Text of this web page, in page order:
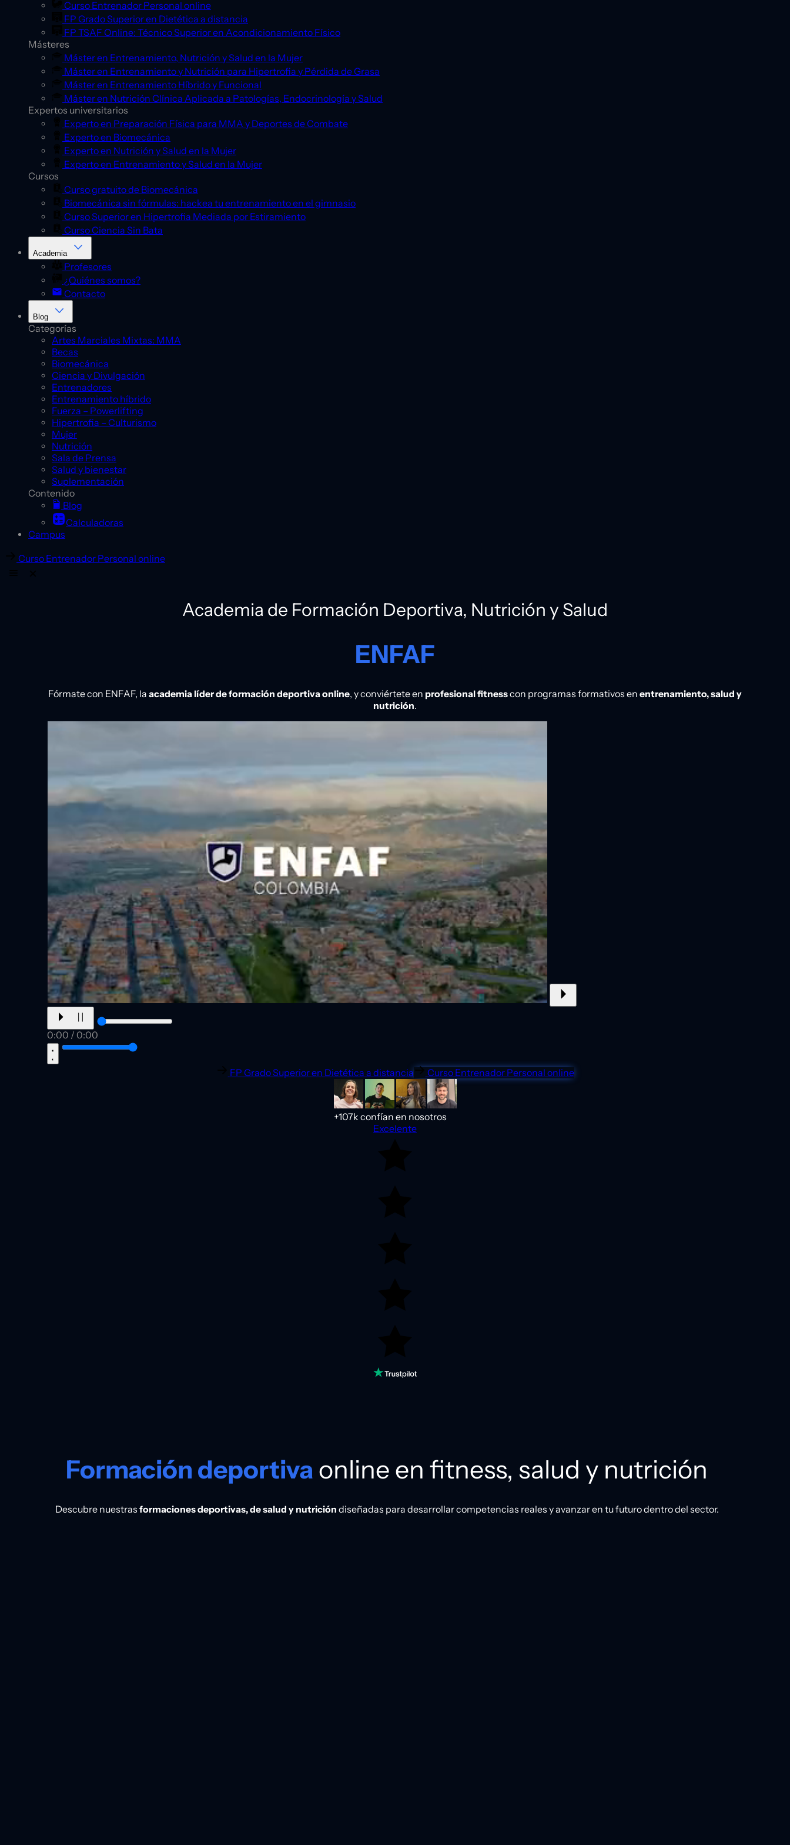
Curso Entrenador Personal online
FP Grado Superior en Dietética a distancia
FP TSAF Online: Técnico Superior en Acondicionamiento Físico
Másteres
Máster en Entrenamiento, Nutrición y Salud en la Mujer
Máster en Entrenamiento y Nutrición para Hipertrofia y Pérdida de Grasa
Máster en Entrenamiento Híbrido y Funcional
Máster en Nutrición Clínica Aplicada a Patologías, Endocrinología y Salud
Expertos universitarios
Experto en Preparación Física para MMA y Deportes de Combate
Experto en Biomecánica
Experto en Nutrición y Salud en la Mujer
Experto en Entrenamiento y Salud en la Mujer
Cursos
Curso gratuito de Biomecánica
Biomecánica sin fórmulas: hackea tu entrenamiento en el gimnasio
Curso Superior en Hipertrofia Mediada por Estiramiento
Curso Ciencia Sin Bata
Academia
Profesores
¿Quiénes somos?
Contacto
Blog
Categorías
Artes Marciales Mixtas: MMA
Becas
Biomecánica
Ciencia y Divulgación
Entrenadores
Entrenamiento híbrido
Fuerza – Powerlifting
Hipertrofia – Culturismo
Mujer
Nutrición
Sala de Prensa
Salud y bienestar
Suplementación
Contenido
Blog
Calculadoras
Campus
Curso Entrenador Personal online
Academia de Formación Deportiva, Nutrición y Salud
ENFAF
Fórmate con ENFAF, la academia líder de formación deportiva online, y conviértete en profesional fitnesscon programas formativos en entrenamiento, salud y
nutrición.
0:00 / 0:00
FP Grado Superior en Dietética a distancia Curso Entrenador Personal online
+107k confían en nosotros
Excelente
Formación deportiva online en fitness, salud y nutrición
Descubre nuestras formaciones deportivas, de salud y nutrición diseñadas para desarrollar competencias reales y avanzar en tu futuro dentro del sector.